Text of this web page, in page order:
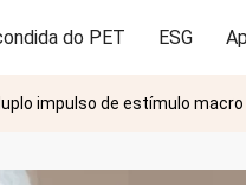
do PET ESG
impulso de estímulo